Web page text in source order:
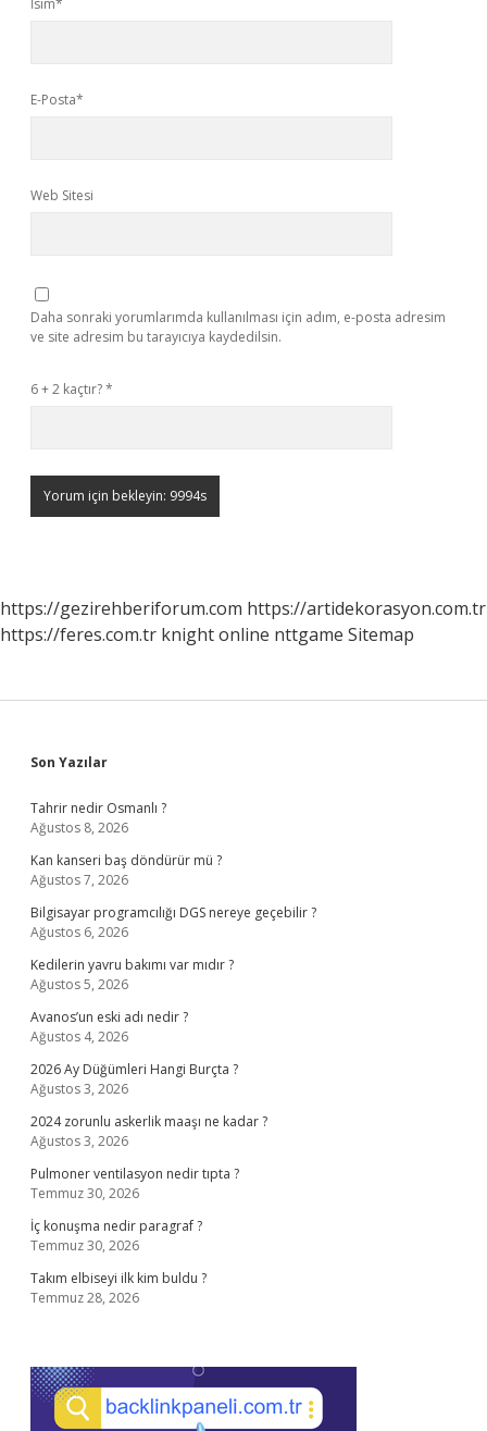
İsim*
E-Posta*
Web Sitesi
Daha sonraki yorumlarımda kullanılması için adım, e-posta adresim
ve site adresim bu tarayıcıya kaydedilsin.
6 + 2 kaçtır?*
https://gezirehberiforum.com https://artidekorasyon.com.tr
https://feres.com.tr knight online nttgame Sitemap
Sidebar
Son Yazılar
Tahrir nedir Osmanlı ?
Ağustos 8, 2026
Kan kanseri baş döndürür mü ?
Ağustos 7, 2026
Bilgisayar programcılığı DGS nereye geçebilir ?
Ağustos 6, 2026
Kedilerin yavru bakımı var mıdır ?
Ağustos 5, 2026
Avanos’un eski adı nedir ?
Ağustos 4, 2026
2026 Ay Düğümleri Hangi Burçta ?
Ağustos 3, 2026
2024 zorunlu askerlik maaşı ne kadar ?
Ağustos 3, 2026
Pulmoner ventilasyon nedir tıpta ?
Temmuz 30, 2026
İç konuşma nedir paragraf ?
Temmuz 30, 2026
Takım elbiseyi ilk kim buldu ?
Temmuz 28, 2026